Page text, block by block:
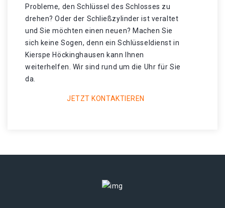
Probleme, den Schlüssel des Schlosses zu
drehen? Oder der Schließzylinder ist veraltet
und Sie möchten einen neuen? Machen Sie
sich keine Sogen, denn ein Schlüsseldienst in
Kierspe Höckinghausen kann Ihnen
weiterhelfen. Wir sind rund um die Uhr für Sie
da.
JETZT KONTAKTIEREN